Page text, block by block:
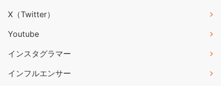
X（Twitter）
Youtube
インスタグラマー
インフルエンサー